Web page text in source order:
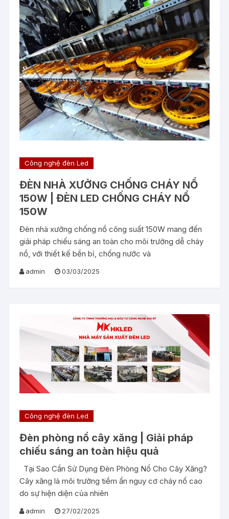
Công nghệ đèn Led
ĐÈN NHÀ XƯỞNG CHỐNG CHÁY NỔ
150W | ĐÈN LED CHỐNG CHÁY NỔ
150W
Đèn nhà xưởng chống nổ công suất 150W mang đến
giải pháp chiếu sáng an toàn cho môi trường dễ cháy
nổ, với thiết kế bền bỉ, chống nước và
admin 03/03/2025
Công nghệ đèn Led
Đèn phòng nổ cây xăng | Giải pháp
chiếu sáng an toàn hiệu quả
Tại Sao Cần Sử Dụng Đèn Phòng Nổ Cho Cây Xăng?
Cây xăng là môi trường tiềm ẩn nguy cơ cháy nổ cao
do sự hiện diện của nhiên
admin 27/02/2025